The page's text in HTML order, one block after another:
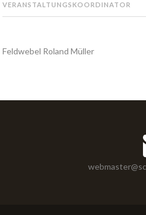
VERANSTALTUNGSKOORDINATOR
Feldwebel Roland Müller